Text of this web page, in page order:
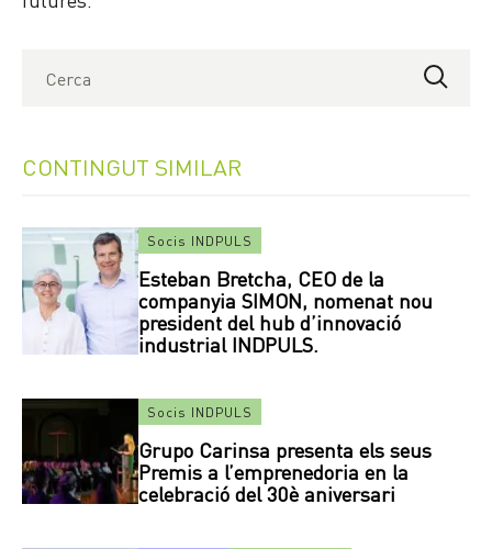
CONTINGUT SIMILAR
Socis INDPULS
Esteban Bretcha, CEO de la
companyia SIMON, nomenat nou
president del hub d’innovació
industrial INDPULS.
Socis INDPULS
Grupo Carinsa presenta els seus
Premis a l’emprenedoria en la
celebració del 30è aniversari